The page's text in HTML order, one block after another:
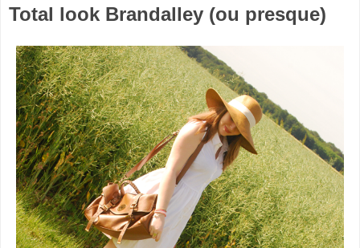
Total look Brandalley (ou presque)